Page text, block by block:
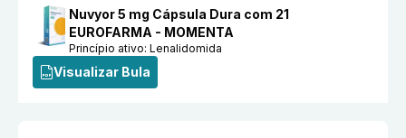
Nuvyor 5 mg Cápsula Dura com 21
EUROFARMA - MOMENTA
Princípio ativo:Lenalidomida
Visualizar Bula